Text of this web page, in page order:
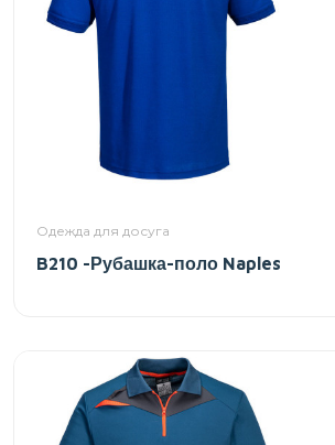
Одежда для досуга
B210 -Рубашка-поло Naples